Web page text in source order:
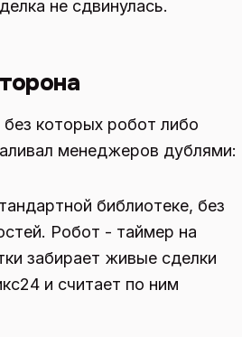
не сдвинулась.
которых робот либо
менеджеров дублями:
библиотеке, без
Робот - таймер на
забирает живые сделки
и считает по ним